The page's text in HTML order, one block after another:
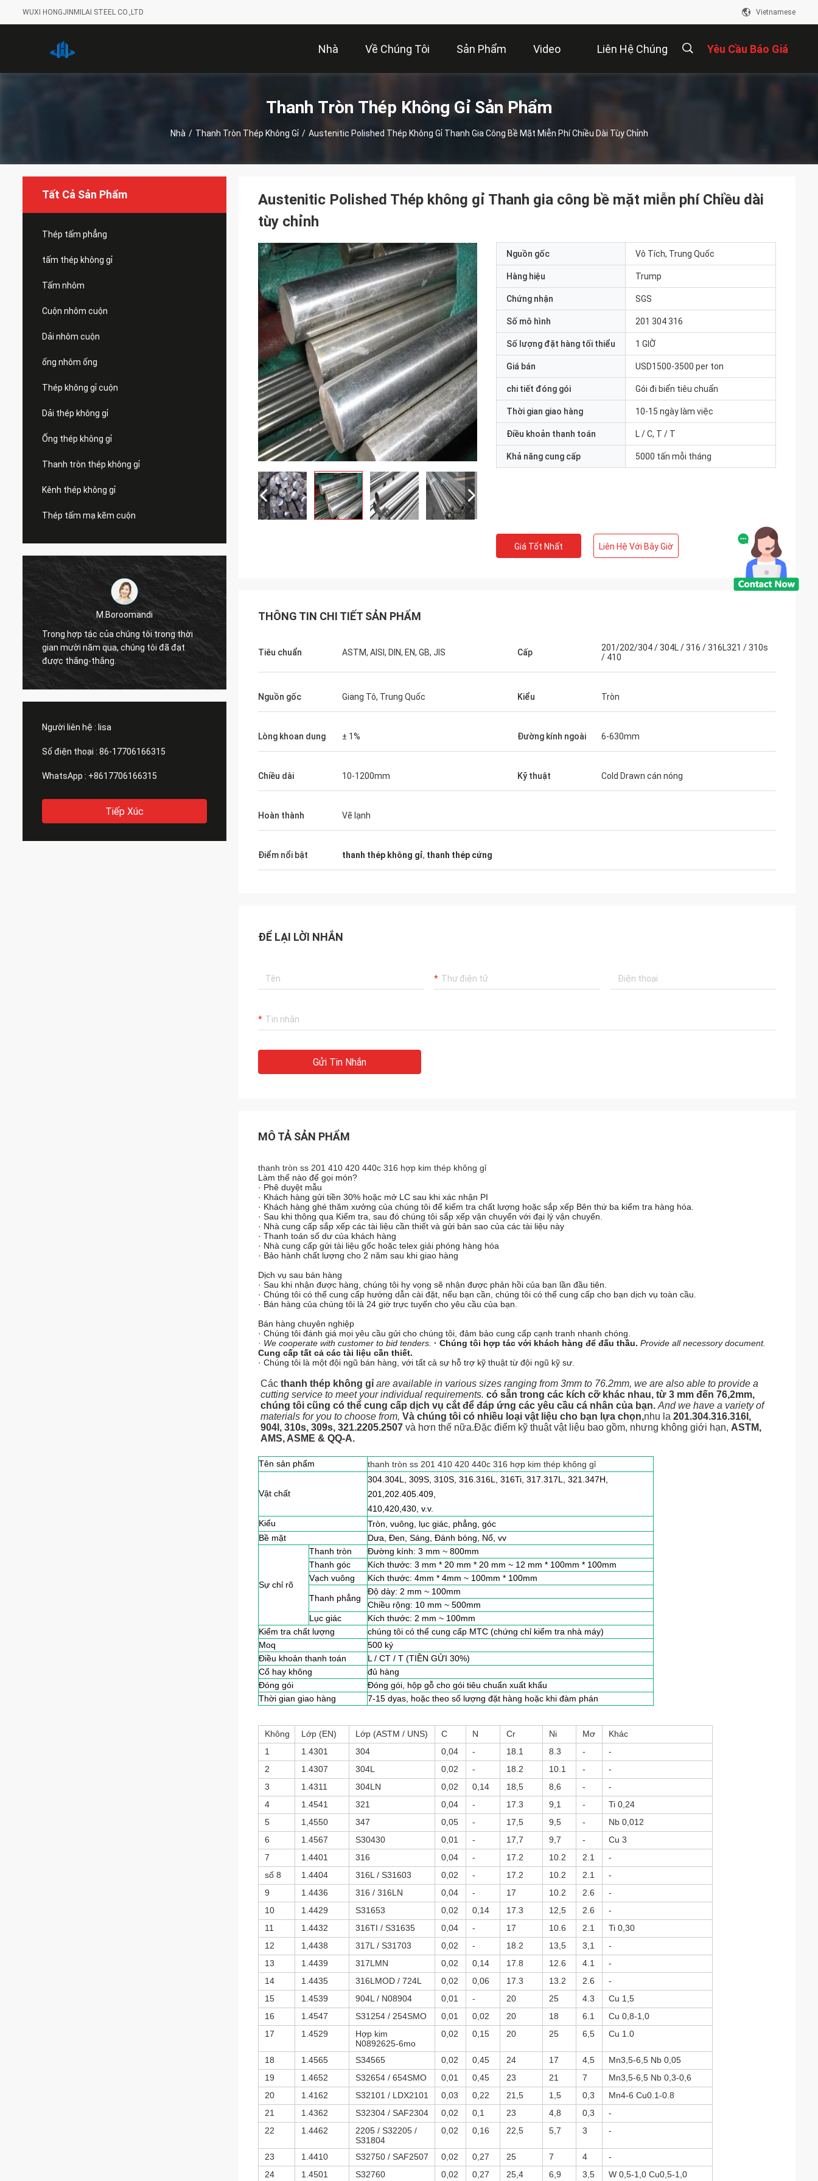
WUXI HONGJINMILAI STEEL CO.,LTD Vietnamese
Nhà Về Chúng Tôi Sản Phẩm Video Liên Hệ Chúng Yêu Cầu Báo Giá
Thanh Tròn Thép Không Gỉ Sản Phẩm
Nhà / Thanh Tròn Thép Không Gỉ / Austenitic Polished Thép Không Gỉ Thanh Gia Công Bề Mặt Miễn Phí Chiều Dài Tùy Chỉnh
Tất Cả Sản Phẩm
Thép tấm phẳng
tấm thép không gỉ
Tấm nhôm
Cuộn nhôm cuộn
Dải nhôm cuộn
ống nhôm ống
Thép không gỉ cuộn
Dải thép không gỉ
Ống thép không gỉ
Thanh tròn thép không gỉ
Kênh thép không gỉ
Thép tấm mạ kẽm cuộn
M.Boroomandi
Trong hợp tác của chúng tôi trong thời
gian mười năm qua, chúng tôi đã đạt
được thắng-thắng.
M.Boroomandi
gian mười năm qua, chúng tôi đã đạt
Người liên hệ : lisa
Số điện thoại : 86-17706166315
WhatsApp : +8617706166315
Tiếp Xúc
Austenitic Polished Thép không gỉ Thanh gia công bề mặt miễn phí Chiều dài
tùy chỉnh
Nguồn gốc Vô Tích, Trung Quốc
Hàng hiệu Trump
Chứng nhận SGS
Số mô hình 201 304 316
Số lượng đặt hàng tối thiểu 1 GIỜ
Giá bán USD1500-3500 per ton
chi tiết đóng gói Gói đi biển tiêu chuẩn
Thời gian giao hàng 10-15 ngày làm việc
Điều khoản thanh toán L / C, T / T
Khả năng cung cấp 5000 tấn mỗi tháng
Giá Tốt Nhất Liên Hệ Với Bây Giờ
THÔNG TIN CHI TIẾT SẢN PHẨM
Tiêu chuẩn ASTM, AISI, DIN, EN, GB, JIS Cấp
201/202/304 / 304L / 316 / 316L321 / 310s
/ 410
Nguồn gốc Giang Tô, Trung Quốc Kiểu Tròn
Lòng khoan dung ± 1% Đường kính ngoài 6-630mm
Chiều dài 10-1200mm Kỹ thuật Cold Drawn cán nóng
Hoàn thành Vẽ lạnh
Điểm nổi bật thanh thép không gỉ, thanh thép cứng
ĐỂ LẠI LỜI NHẮN
Gửi Tin Nhắn
MÔ TẢ SẢN PHẨM
thanh tròn ss 201 410 420 440c 316 hợp kim thép không gỉ
Làm thế nào để gọi món?
· Phê duyệt mẫu
· Khách hàng gửi tiền 30% hoặc mở LC sau khi xác nhận PI
· Khách hàng ghé thăm xưởng của chúng tôi để kiểm tra chất lượng hoặc sắp xếp Bên thứ ba kiểm tra hàng hóa.
· Sau khi thông qua Kiểm tra, sau đó chúng tôi sắp xếp vận chuyển với đại lý vận chuyển.
· Nhà cung cấp sắp xếp các tài liệu cần thiết và gửi bản sao của các tài liệu này
· Thanh toán số dư của khách hàng
· Nhà cung cấp gửi tài liệu gốc hoặc telex giải phóng hàng hóa
· Bảo hành chất lượng cho 2 năm sau khi giao hàng
Dịch vụ sau bán hàng
· Sau khi nhận được hàng, chúng tôi hy vọng sẽ nhận được phản hồi của bạn lần đầu tiên.
· Chúng tôi có thể cung cấp hướng dẫn cài đặt, nếu bạn cần, chúng tôi có thể cung cấp cho bạn dịch vụ toàn cầu.
· Bán hàng của chúng tôi là 24 giờ trực tuyến cho yêu cầu của bạn.
Bán hàng chuyên nghiệp
· Chúng tôi đánh giá mọi yêu cầu gửi cho chúng tôi, đảm bảo cung cấp cạnh tranh nhanh chóng.
· We cooperate with customer to bid tenders. · Chúng tôi hợp tác với khách hàng để đấu thầu. Provide all necessory document.
Cung cấp tất cả các tài liệu cần thiết.
· Chúng tôi là một đội ngũ bán hàng, với tất cả sự hỗ trợ kỹ thuật từ đội ngũ kỹ sư.
Các thanh thép không gỉ are available in various sizes ranging from 3mm to 76.2mm, we are also able to provide a
cutting service to meet your individual requirements. có sẵn trong các kích cỡ khác nhau, từ 3 mm đến 76,2mm,
chúng tôi cũng có thể cung cấp dịch vụ cắt để đáp ứng các yêu cầu cá nhân của bạn. And we have a variety of
materials for you to choose from, Và chúng tôi có nhiều loại vật liệu cho bạn lựa chọn,nhu la 201.304.316.316l,
904l, 310s, 309s, 321.2205.2507 và hơn thế nữa.Đặc điểm kỹ thuật vật liệu bao gồm, nhưng không giới hạn, ASTM,
AMS, ASME & QQ-A.
Tên sản phẩm thanh tròn ss 201 410 420 440c 316 hợp kim thép không gỉ
Vật chất
304.304L, 309S, 310S, 316.316L, 316Ti, 317.317L, 321.347H,
201, 202.405.409,
410,420,430, v.v.
Kiểu
Tròn, vuông, lục giác, phẳng, góc
Bề mặt
Dưa, Đen, Sáng, Đánh bóng, Nổ, vv
Sự chỉ rõ
Thanh tròn
Đường kính: 3 mm ~ 800mm
Thanh góc
Kích thước: 3 mm * 20 mm * 20 mm ~ 12 mm * 100mm * 100mm
Vạch vuông
Kích thước: 4mm * 4mm ~ 100mm * 100mm
Thanh phẳng
Độ dày: 2 mm ~ 100mm
Chiều rộng: 10 mm ~ 500mm
Lục giác
Kích thước: 2 mm ~ 100mm
Kiểm tra chất lượng
chúng tôi có thể cung cấp MTC (chứng chỉ kiểm tra nhà máy)
Moq
500 ký
Điều khoản thanh toán
L / CT / T (TIỀN GỬI 30%)
Cổ hay không
đủ hàng
Đóng gói
Đóng gói, hộp gỗ cho gói tiêu chuẩn xuất khẩu
Thời gian giao hàng
7-15 dyas, hoặc theo số lượng đặt hàng hoặc khi đàm phán
Không Lớp (EN) Lớp (ASTM / UNS) C N Cr Ni Mơ
Khác
1
1.4301 304 0,04 - 18.1 8.3 -
-
2
1.4307 304L 0,02 - 18.2 10.1 -
-
3
1.4311 304LN 0,02 0,14 18,5 8,6 -
-
4
1.4541 321 0,04 - 17.3 9,1 -
Ti 0,24
5
1,4550 347 0,05 - 17,5 9,5 -
Nb 0,012
6
1.4567 S30430 0,01 - 17,7 9,7 -
Cu 3
7
1.4401 316 0,04 - 17.2 10.2 2.1
-
số 8
1.4404 316L / S31603 0,02 - 17.2 10.2 2.1
-
9
1.4436 316 / 316LN 0,04 - 17 10.2 2.6
-
10
1.4429 S31653 0,02 0,14 17.3 12,5 2.6
-
11
1.4432 316TI / S31635 0,04 - 17 10.6 2.1
Ti 0,30
12
1,4438 317L / S31703 0,02 - 18.2 13,5 3,1
-
13
1.4439 317LMN 0,02 0,14 17.8 12.6 4.1
-
14
1.4435 316LMOD / 724L 0,02 0,06 17.3 13.2 2.6
-
15
1.4539 904L / N08904 0,01 - 20 25 4.3
Cu 1,5
16
1.4547 S31254 / 254SMO 0,01 0,02 20 18 6.1
Cu 0,8-1,0
17
1.4529
Hợp kim
N0892625-6mo
0,02 0,15 20 25 6,5 Cu 1.0
18 1.4565 S34565 0,02 0,45 24 17 4,5
Mn3,5-6,5 Nb 0,05
19
1.4652 S32654 / 654SMO 0,01 0,45 23 21 7
Mn3,5-6,5 Nb 0,3-0,6
20
1.4162 S32101 / LDX2101 0,03 0,22 21,5 1,5 0,3
Mn4-6 Cu0.1-0.8
21
1.4362 S32304 / SAF2304 0,02 0,1 23 4,8 0,3
-
22
1.4462
2205 / S32205 /
S31804
0,02 0,16 22,5 5,7 3 -
23 1.4410 S32750 / SAF2507 0,02 0,27 25 7 4
-
24
1.4501 S32760 0,02 0,27 25,4 6,9 3,5 W 0,5-1,0 Cu0,5-1,0